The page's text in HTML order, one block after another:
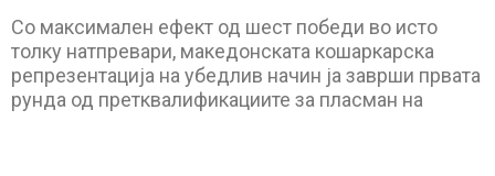
Со максимален ефект од шест победи во исто
толку натпревари, македонската кошаркарска
репрезентација на убедлив начин ја заврши првата
рунда од претквалификациите за пласман на